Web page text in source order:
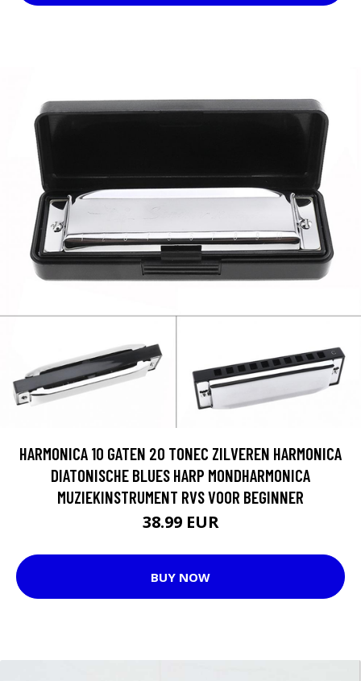
HARMONICA 10 GATEN 20 TONEC ZILVEREN HARMONICA
DIATONISCHE BLUES HARP MONDHARMONICA
MUZIEKINSTRUMENT RVS VOOR BEGINNER
38.99 EUR
BUY NOW